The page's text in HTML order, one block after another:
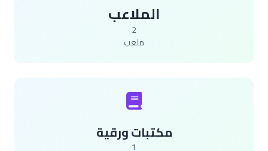
الملاعب
2
ملعب
مكتبات ورقية